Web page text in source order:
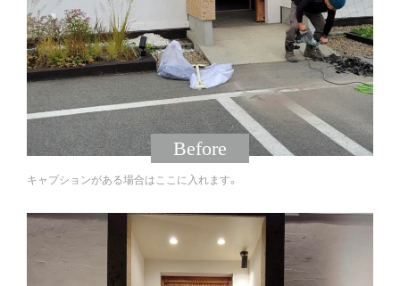
キャプションがある場合はここに入れます。